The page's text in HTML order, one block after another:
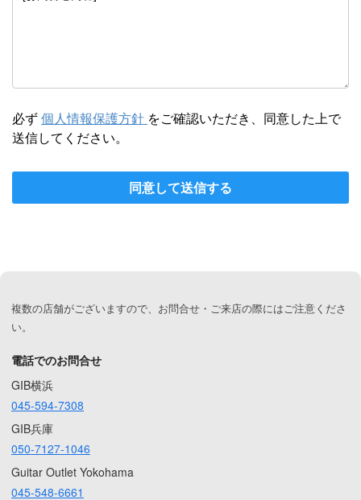
必ず個人情報保護方針 をご確認いただき、同意した上で
送信してください。
同意して送信する
複数の店舗がございますので、お問合せ・ご来店の際にはご注意くださ
い。
電話でのお問合せ
GIB横浜
045-594-7308
GIB兵庫
050-7127-1046
Guitar Outlet Yokohama
045-548-6661